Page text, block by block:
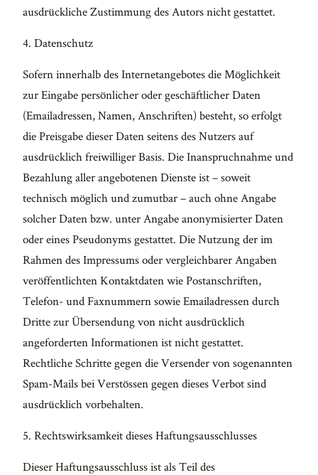
ausdrückliche Zustimmung des Autors nicht gestattet.
4. Datenschutz
Sofern innerhalb des Internetangebotes die Möglichkeit
zur Eingabe persönlicher oder geschäftlicher Daten
(Emailadressen, Namen, Anschriften) besteht, so erfolgt
die Preisgabe dieser Daten seitens des Nutzers auf
ausdrücklich freiwilliger Basis. Die Inanspruchnahme und
Bezahlung aller angebotenen Dienste ist – soweit
technisch möglich und zumutbar – auch ohne Angabe
solcher Daten bzw. unter Angabe anonymisierter Daten
oder eines Pseudonyms gestattet. Die Nutzung der im
Rahmen des Impressums oder vergleichbarer Angaben
veröffentlichten Kontaktdaten wie Postanschriften,
Telefon- und Faxnummern sowie Emailadressen durch
Dritte zur Übersendung von nicht ausdrücklich
angeforderten Informationen ist nicht gestattet.
Rechtliche Schritte gegen die Versender von sogenannten
Spam-Mails bei Verstössen gegen dieses Verbot sind
ausdrücklich vorbehalten.
5. Rechtswirksamkeit dieses Haftungsausschlusses
Dieser Haftungsausschluss ist als Teil des